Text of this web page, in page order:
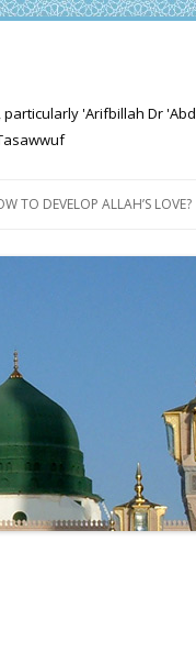
'Arifbillah Dr
TO DEVELOP ALLAH’S LOVE?